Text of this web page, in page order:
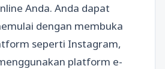
Anda. Anda dapat
dengan membuka
seperti Instagram,
platform e-